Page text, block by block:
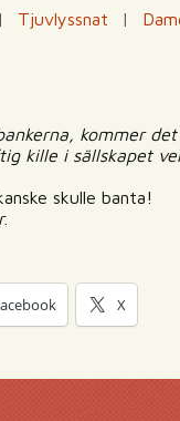
| Tjuvlyssnat |
kommer
kille i sällskapet
skulle banta!
.
X